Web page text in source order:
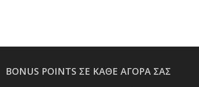
BONUS POINTS ΣΕ ΚΑΘΕ ΑΓΟΡΑ ΣΑΣ